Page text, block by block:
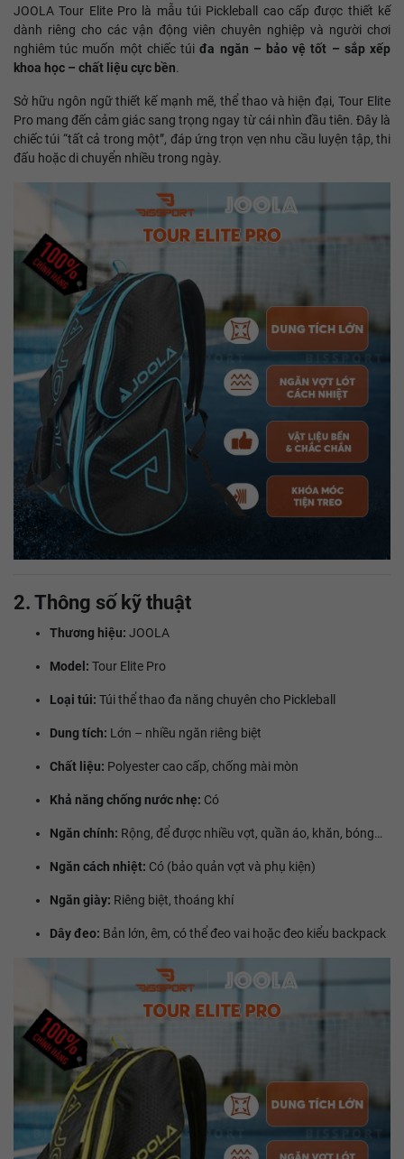
JOOLA Tour Elite Pro là mẫu túi Pickleball cao cấp được thiết kế
dành riêng cho các vận động viên chuyên nghiệp và người chơi
nghiêm túc muốn một chiếc túiđa ngăn – bảo vệ tốt – sắp xếp
khoa học – chất liệu cực bền.
Sở hữu ngôn ngữ thiết kế mạnh mẽ, thể thao và hiện đại, Tour Elite
Pro mang đến cảm giác sang trọng ngay từ cái nhìn đầu tiên. Đây là
chiếc túi “tất cả trong một”, đáp ứng trọn vẹn nhu cầu luyện tập, thi
đấu hoặc di chuyển nhiều trong ngày.
2. Thông số kỹ thuật
Thương hiệu: JOOLA
Model: Tour Elite Pro
Loại túi: Túi thể thao đa năng chuyên cho Pickleball
Dung tích: Lớn – nhiều ngăn riêng biệt
Chất liệu: Polyester cao cấp, chống mài mòn
Khả năng chống nước nhẹ: Có
Ngăn chính: Rộng, để được nhiều vợt, quần áo, khăn, bóng…
Ngăn cách nhiệt: Có (bảo quản vợt và phụ kiện)
Ngăn giày: Riêng biệt, thoáng khí
Dây đeo: Bản lớn, êm, có thể đeo vai hoặc đeo kiểu backpack